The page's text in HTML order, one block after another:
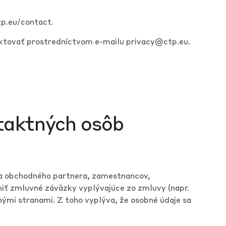
contact.
prostredníctvom e-mailu privacy@ctp.eu.
osôb
partnera, zamestnancov,
zmluvné záväzky vyplývajúce zo zmluvy (napr.
stranami. Z toho vyplýva, že osobné údaje sa